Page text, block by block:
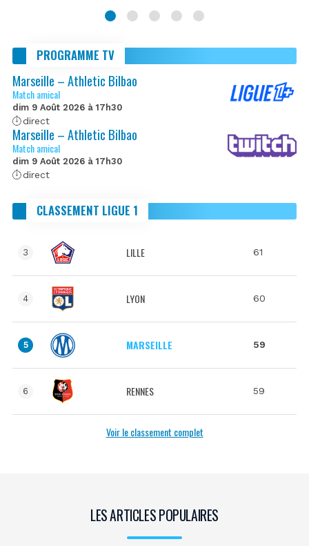
PROGRAMME TV
Marseille – Athletic Bilbao
Match amical
dim 9 Août 2026 à 17h30
direct
Marseille – Athletic Bilbao
Match amical
dim 9 Août 2026 à 17h30
direct
CLASSEMENT LIGUE 1
3 LILLE 61
4 LYON 60
5 MARSEILLE 59
6 RENNES 59
Voir le classement complet
LES ARTICLES POPULAIRES